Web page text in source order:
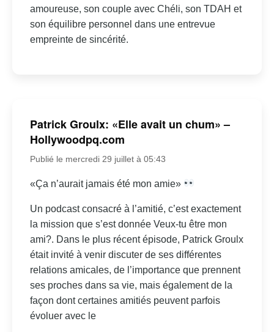
amoureuse, son couple avec Chéli, son TDAH et
son équilibre personnel dans une entrevue
empreinte de sincérité.
Patrick Groulx: «Elle avait un chum» –
Hollywoodpq.com
Publié le mercredi 29 juillet à 05:43
«Ça n’aurait jamais été mon amie»
Un podcast consacré à l’amitié, c’est exactement
la mission que s’est donnée Veux-tu être mon
ami?. Dans le plus récent épisode, Patrick Groulx
était invité à venir discuter de ses différentes
relations amicales, de l’importance que prennent
ses proches dans sa vie, mais également de la
façon dont certaines amitiés peuvent parfois
évoluer avec le